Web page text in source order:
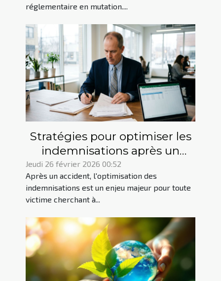
réglementaire en mutation....
Stratégies pour optimiser les
indemnisations après un
accident ?
Jeudi 26 février 2026 00:52
Après un accident, l'optimisation des
indemnisations est un enjeu majeur pour toute
victime cherchant à...